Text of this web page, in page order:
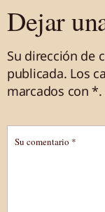
Dejar
Su dirección de
publicada. Los
marcados con *.